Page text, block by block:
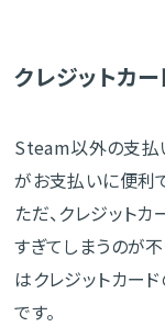
クレジットカ
Steam以外の支払
がお支払いに便利
ただ、クレジット
すぎてしまうのが
はクレジットカー
です。